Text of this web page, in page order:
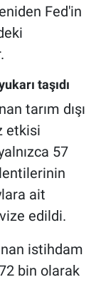
Fed'in
taşıdı
tarım dışı
etkisi
57
ait
edildi.
istihdam
bin olarak